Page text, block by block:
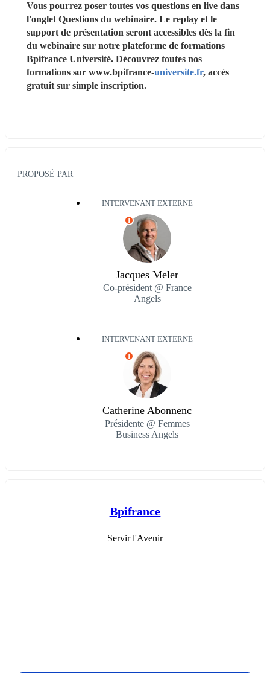
Vous pourrez poser toutes vos questions en live dans
l'onglet Questions du webinaire. Le replay et le
support de présentation seront accessibles dès la fin
du webinaire sur notre plateforme de formations
Bpifrance Université. Découvrez toutes nos
formations sur www.bpifrance-universite.fr, accès
gratuit sur simple inscription.
PROPOSÉ PAR
INTERVENANT EXTERNE
I
Jacques Meler
Co-président @ France
Angels
INTERVENANT EXTERNE
I
Catherine Abonnenc
Présidente @ Femmes
Business Angels
Bpifrance
Servir l'Avenir